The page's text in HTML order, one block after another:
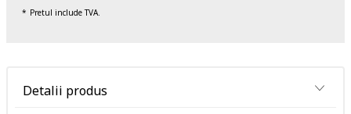
Pretul include TVA.
Detalii produs